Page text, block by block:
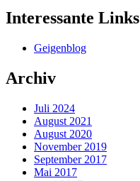
Interessante Links
Geigenblog
Archiv
Juli 2024
August 2021
August 2020
November 2019
September 2017
Mai 2017